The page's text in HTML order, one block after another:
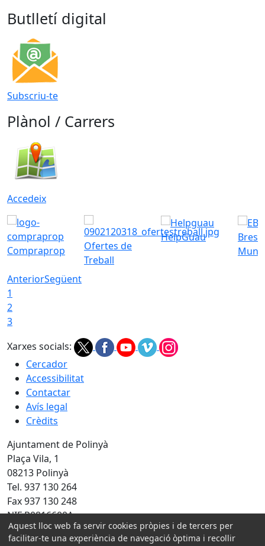
Butlletí digital
Subscriu-te
Plànol / Carrers
Accedeix
Compraprop
Ofertes de
Treball
HelpGuau
AnteriorSegüent
1
2
3
Xarxes socials:
Cercador
Accessibilitat
Contactar
Avís legal
Crèdits
Ajuntament de Polinyà
Plaça Vila, 1
08213 Polinyà
Tel. 937 130 264
Fax 937 130 248
NIF P0816600A
Amb la col·laboració de:
Aquest lloc web fa servir cookies pròpies i de tercers per
facilitar-te una experiència de navegació òptima i recollir